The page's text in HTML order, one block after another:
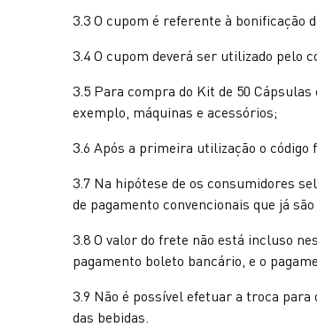
3.3 O cupom é referente à bonificação
3.4 O cupom deverá ser utilizado pelo
3.5 Para compra do Kit de 50
exemplo, máquinas e acessórios;
3.6 Após a primeira utilização o código
3.7 Na hipótese de os consumidores
de pagamento convencionais que já
3.8 O valor do frete não está incluso
pagamento boleto bancário, e o
3.9 Não é possível efetuar a troca
das bebidas.